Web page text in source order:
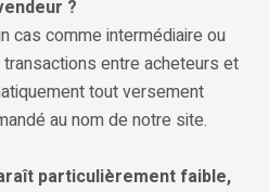
?
cas comme intermédiaire ou
entre acheteurs et
tout versement
au nom de notre site.
particulièrement faible,